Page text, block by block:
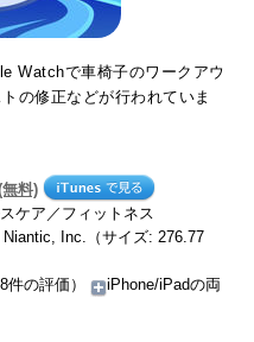
Watchで車椅子のワークアウ
の修正などが行われていま
料)
ケア／フィットネス
Inc.（サイズ: 276.77
件の評価）
iPhone/iPadの両